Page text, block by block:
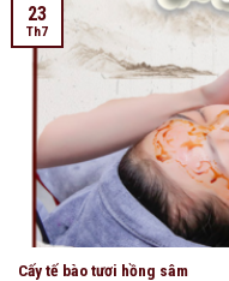
Cấy tế bào tươi hồng sâm
23
Th7